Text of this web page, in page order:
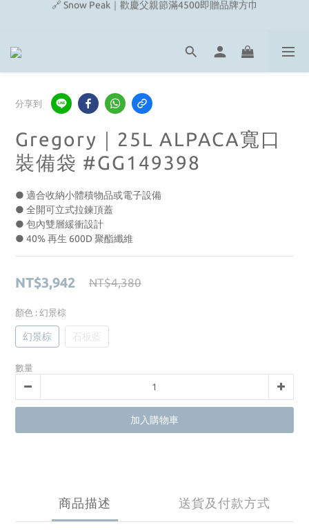
🔗 Snow Peak｜歡慶父親節滿4500即贈品牌方巾
分享到
Gregory｜25L ALPACA寬口
裝備袋 #GG149398
● 適合收納小體積物品或電子設備
● 全開可立式拉鍊頂蓋
● 包內雙層緩衝設計
● 40% 再生 600D 聚酯纖維
NT$3,942 NT$4,380
顏色 : 幻景棕
幻景棕 石板藍
數量
加入購物車
商品描述 送貨及付款方式